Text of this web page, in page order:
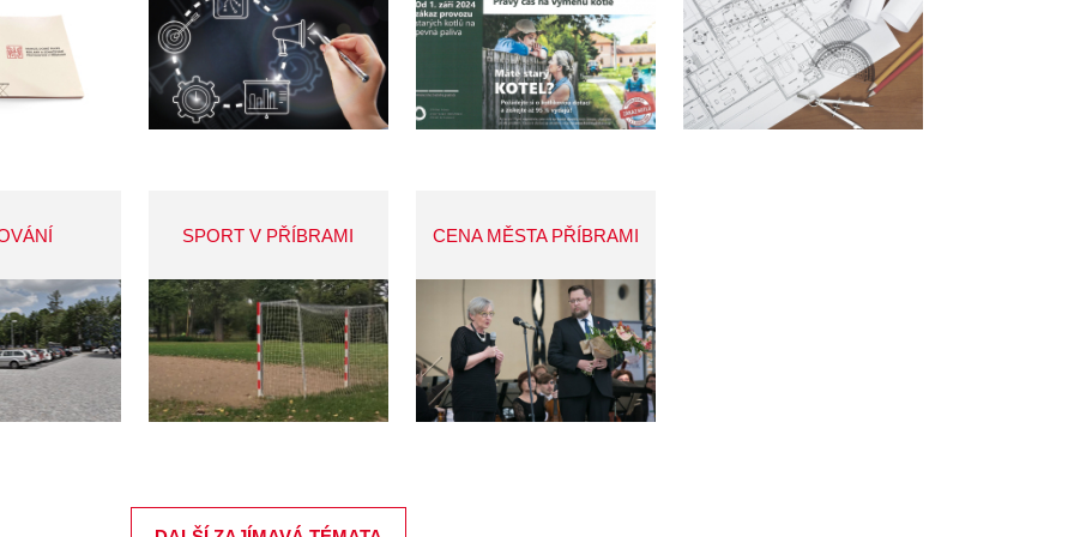
SPORT V PŘÍBRAMI CENA MĚSTA PŘÍBRAMI